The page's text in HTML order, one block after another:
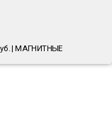
| МАГНИТНЫЕ